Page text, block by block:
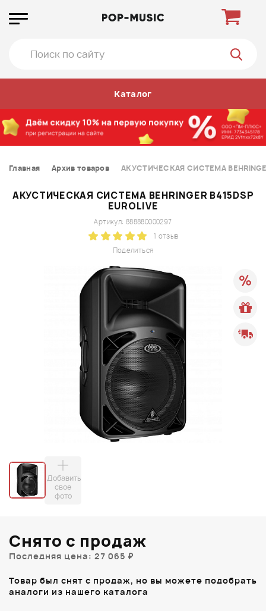
Каталог
Главная Архив товаров АКУСТИЧЕСКАЯ СИСТЕМА
АКУСТИЧЕСКАЯ СИСТЕМА BEHRINGER B415DSP
EUROLIVE
Поделиться
Артикул: 888880000297
1 отзыв
Добавить
свое
фото
Снято с продаж
Последняя цена: 27 065 ₽
Товар был снят с продаж, но вы можете подобрать
аналоги из нашего каталога